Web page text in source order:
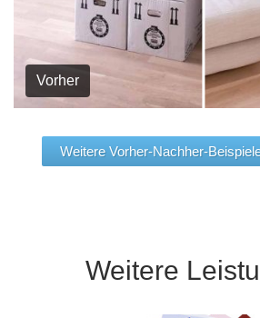
Vorher
Weitere Vorher-Nachher-
Weitere